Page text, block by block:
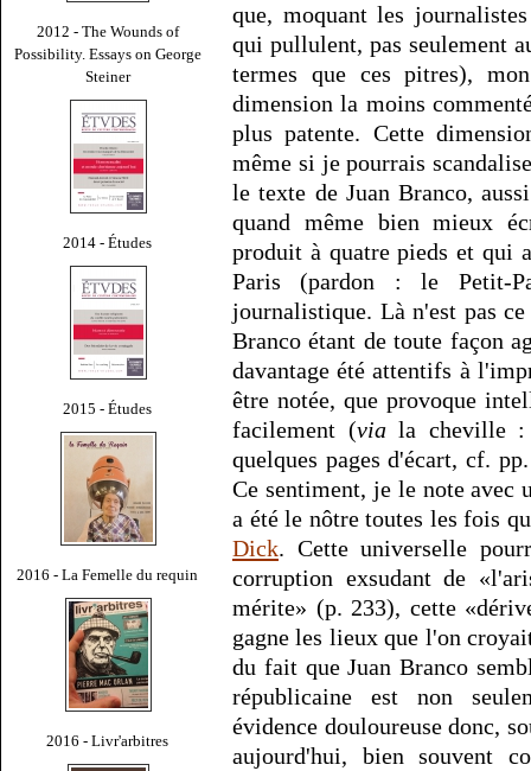
2012 - The Wounds of
Possibility. Essays on George
Steiner
2014 - Études
2015 - Études
2016 - La Femelle du requin
2016 - Livr'arbitres
que, moquant les
qui pullulent, pas seulement
termes que ces pitres),
dimension la moins
plus patente. Cette
même si je pourrais
le texte de Juan Branco,
quand même bien mieux
produit à quatre pieds et qui
Paris (pardon : le Petit-
journalistique. Là n'est pas
Branco étant de toute façon
davantage été attentifs à
être notée, que provoque
facilement (viala cheville :
quelques pages d'écart, cf.
Ce sentiment, je le note avec
a été le nôtre toutes les fois
Dick. Cette universelle
corruption exsudant de
mérite» (p. 233), cette
gagne les lieux que l'on
du fait que Juan Branco
républicaine est non
évidence douloureuse donc,
aujourd'hui, bien souvent